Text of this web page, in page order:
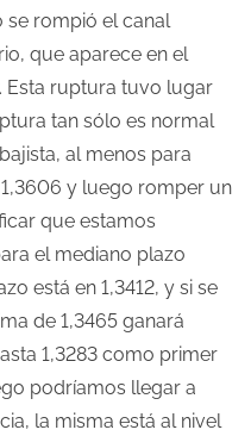
rompió el canal
que aparece en el
Esta ruptura tuvo lugar
tan sólo es normal
al menos para
y luego romper un
que estamos
el mediano plazo
está en 1,3412, y si se
de 1,3465 ganará
1,3283 como primer
podríamos llegar a
la misma está al nivel